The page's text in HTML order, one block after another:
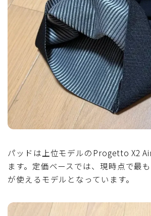
パッドは上位モデルのProgetto X2
ます。定価ベースでは、現時点で最
が使えるモデルとなっています。